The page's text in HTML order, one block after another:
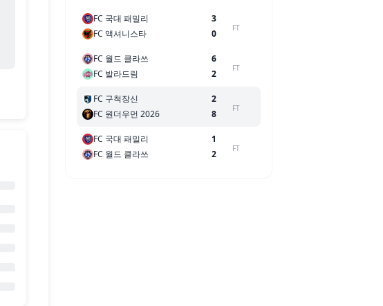
FC 국대 패밀리
3
FC 액셔니스타
0 FT
FC 월드 클라쓰
6
FC 발라드림
2 FT
FC 구척장신
2
FC 원더우먼 2026
8 FT
FC 국대 패밀리
1
FC 월드 클라쓰
2 FT